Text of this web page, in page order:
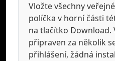
Vložte všechny
políčka v horní části
na tlačítko Download.
připraven za několik
přihlášení, žádná